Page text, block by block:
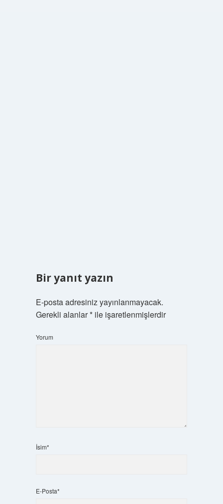
Bir yanıt yazın
E-posta adresiniz yayınlanmayacak.
Gerekli alanlar*ile işaretlenmişlerdir
Yorum
İsim*
E-Posta*